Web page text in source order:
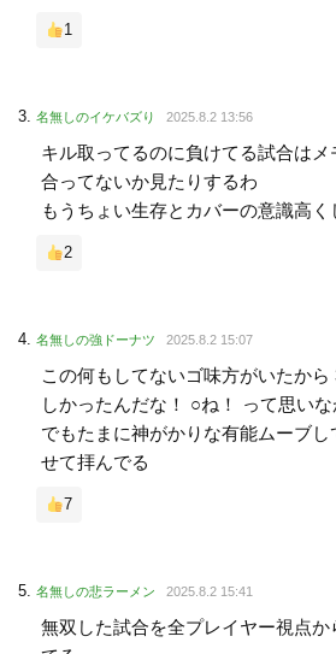
1
名無しのイケバズり 2025.8.2 13:56
キル取ってるのに負けてる試合は
合ってないか見たりするわ
もうちょい生存とカバーの意識高く
2
名無しの強ドーナツ 2025.8.2 15:07
この何もしてないゴ味方がいたか
しかったんだな！ ○ね！ って思い
でもたまに神がかりな有能ムーブ
せて拝んでる
7
名無しの悲ラーメン 2025.8.2 15:41
無双した試合を全プレイヤー視点か